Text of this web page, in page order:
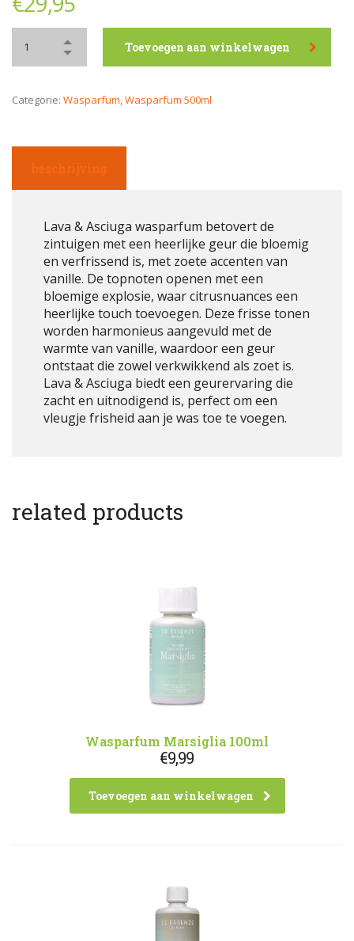
Toevoegen aan winkelwagen
Categorie: Wasparfum,Wasparfum 500ml
Lava & Asciuga wasparfum betovert de
zintuigen met een heerlijke geur die bloemig
en verfrissend is, met zoete accenten van
vanille. De topnoten openen met een
bloemige explosie, waar citrusnuances een
heerlijke touch toevoegen. Deze frisse tonen
worden harmonieus aangevuld met de
warmte van vanille, waardoor een geur
ontstaat die zowel verkwikkend als zoet is.
Lava & Asciuga biedt een geurervaring die
zacht en uitnodigend is, perfect om een
vleugje frisheid aan je was toe te voegen.
related products
Wasparfum Marsiglia 100ml
€9,99
Toevoegen aan winkelwagen